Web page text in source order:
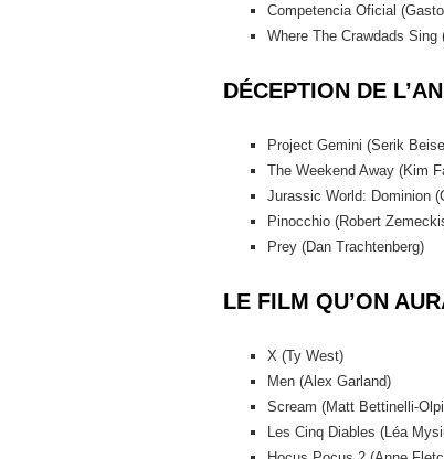
Competencia Oficial
Where The Crawdads Sing
DÉCEPTION DE
Project Gemini (Serik
The Weekend Away (Kim
Jurassic World: Dominion
Pinocchio (Robert
Prey (Dan Trachtenberg)
LE FILM QU’ON
X (Ty West)
Men (Alex Garland)
Scream (Matt Bettinelli-
Les Cinq Diables (Léa